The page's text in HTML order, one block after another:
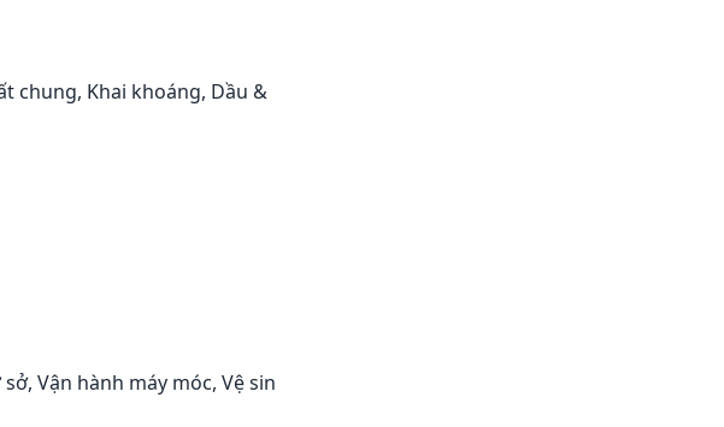
chung, Khai khoáng, Dầu &
Vận hành máy móc, Vệ sin